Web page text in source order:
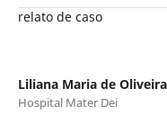
relato de caso
Liliana Maria de
Hospital Mater Dei